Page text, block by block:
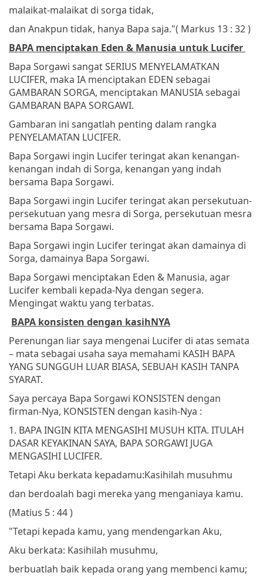
malaikat-malaikat di sorga tidak,
dan Anakpun tidak, hanya Bapa saja."( Markus 13 : 32 )
BAPA menciptakan Eden & Manusia untuk Lucifer
Bapa Sorgawi sangat SERIUS MENYELAMATKAN
LUCIFER, maka IA menciptakan EDEN sebagai
GAMBARAN SORGA, menciptakan MANUSIA sebagai
GAMBARAN BAPA SORGAWI.
Gambaran ini sangatlah penting dalam rangka
PENYELAMATAN LUCIFER.
Bapa Sorgawi ingin Lucifer teringat akan kenangan-
kenangan indah di Sorga, kenangan yang indah
bersama Bapa Sorgawi.
Bapa Sorgawi ingin Lucifer teringat akan persekutuan-
persekutuan yang mesra di Sorga, persekutuan mesra
bersama Bapa Sorgawi.
Bapa Sorgawi ingin Lucifer teringat akan damainya di
Sorga, damainya Bapa Sorgawi.
Bapa Sorgawi menciptakan Eden & Manusia, agar
Lucifer kembali kepada-Nya dengan segera.
Mengingat waktu yang terbatas.
BAPA konsisten dengan kasihNYA
Perenungan liar saya mengenai Lucifer di atas semata
– mata sebagai usaha saya memahami KASIH BAPA
YANG SUNGGUH LUAR BIASA, SEBUAH KASIH TANPA
SYARAT.
Saya percaya Bapa Sorgawi KONSISTEN dengan
firman-Nya, KONSISTEN dengan kasih-Nya :
1. BAPA INGIN KITA MENGASIHI MUSUH KITA. ITULAH
DASAR KEYAKINAN SAYA, BAPA SORGAWI JUGA
MENGASIHI LUCIFER.
Tetapi Aku berkata kepadamu:Kasihilah musuhmu
dan berdoalah bagi mereka yang menganiaya kamu.
(Matius 5 : 44 )
"Tetapi kepada kamu, yang mendengarkan Aku,
Aku berkata: Kasihilah musuhmu,
berbuatlah baik kepada orang yang membenci kamu;